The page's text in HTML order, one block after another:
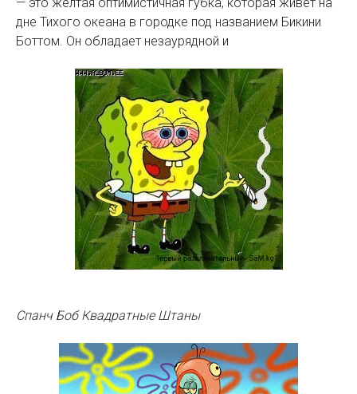
— это желтая оптимистичная губка, которая живет на
дне Тихого океана в городке под названием Бикини
Боттом. Он обладает незаурядной и
Спанч Боб Квадратные Штаны